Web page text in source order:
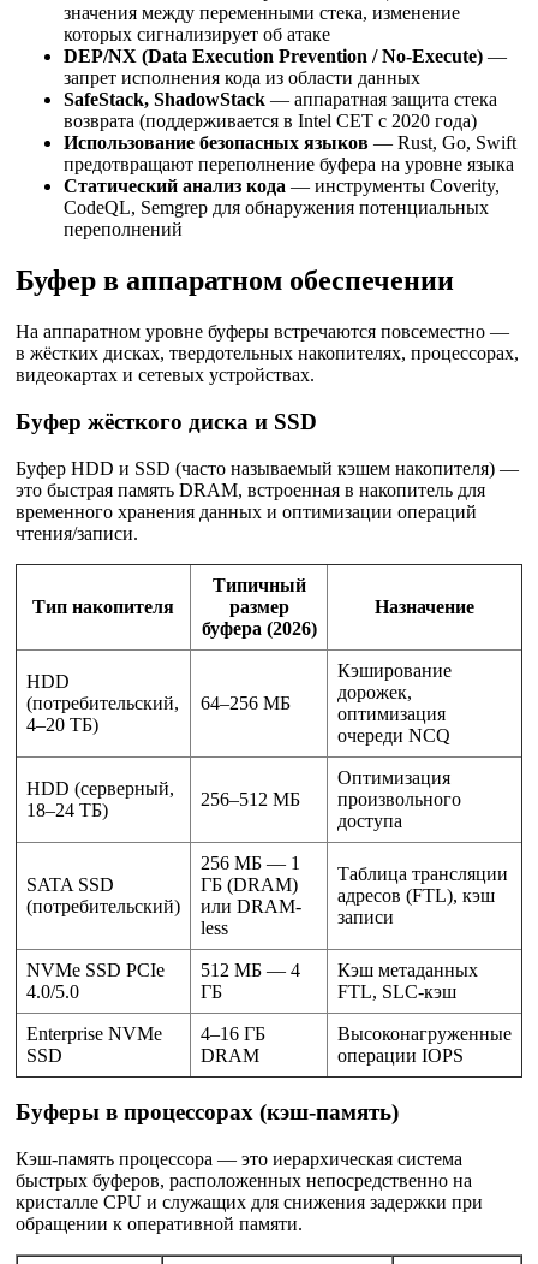
значения между переменными стека, изменение
которых сигнализирует об атаке
DEP/NX (Data Execution Prevention / No-Execute) —
запрет исполнения кода из области данных
SafeStack, ShadowStack — аппаратная защита стека
возврата (поддерживается в Intel CET с 2020 года)
Использование безопасных языков — Rust, Go, Swift
предотвращают переполнение буфера на уровне языка
Статический анализ кода — инструменты Coverity,
CodeQL, Semgrep для обнаружения потенциальных
переполнений
Буфер в аппаратном обеспечении
На аппаратном уровне буферы встречаются повсеместно —
в жёстких дисках, твердотельных накопителях, процессорах,
видеокартах и сетевых устройствах.
Буфер жёсткого диска и SSD
Буфер HDD и SSD (часто называемый кэшем накопителя) —
это быстрая память DRAM, встроенная в накопитель для
временного хранения данных и оптимизации операций
чтения/записи.
Тип накопителя
Типичный
размер
буфера (2026)
Назначение
HDD
(потребительский,
4–20 ТБ)
64–256 МБ
Кэширование
дорожек,
оптимизация
очереди NCQ
HDD (серверный,
18–24 ТБ)
256–512 МБ
Оптимизация
произвольного
доступа
SATA SSD
(потребительский)
256 МБ — 1
ГБ (DRAM)
или DRAM-
less
Таблица трансляции
адресов (FTL), кэш
записи
NVMe SSD PCIe
4.0/5.0
512 МБ — 4
ГБ
Кэш метаданных
FTL, SLC-кэш
Enterprise NVMe
SSD
4–16 ГБ
DRAM
Высоконагруженные
операции IOPS
Буферы в процессорах (кэш-память)
Кэш-память процессора — это иерархическая система
быстрых буферов, расположенных непосредственно на
кристалле CPU и служащих для снижения задержки при
обращении к оперативной памяти.